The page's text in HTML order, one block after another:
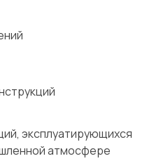
эксплуатирующихся
атмосфере